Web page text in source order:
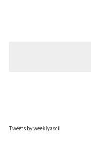
Tweets by weeklyascii